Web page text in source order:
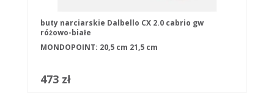
buty narciarskie Dalbello CX 2.0 cabrio gw
różowo-białe
MONDOPOINT: 20,5 cm 21,5 cm
473 zł